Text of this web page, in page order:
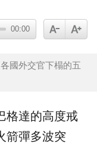
00:00
國外交官下榻的五
格達的高度戒
箭彈多波突